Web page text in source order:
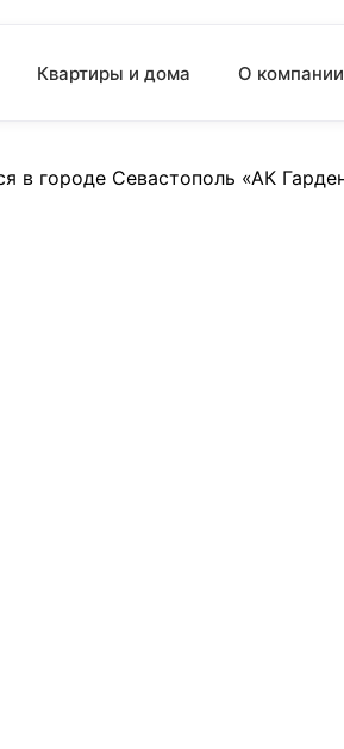
Квартиры и дома О компании